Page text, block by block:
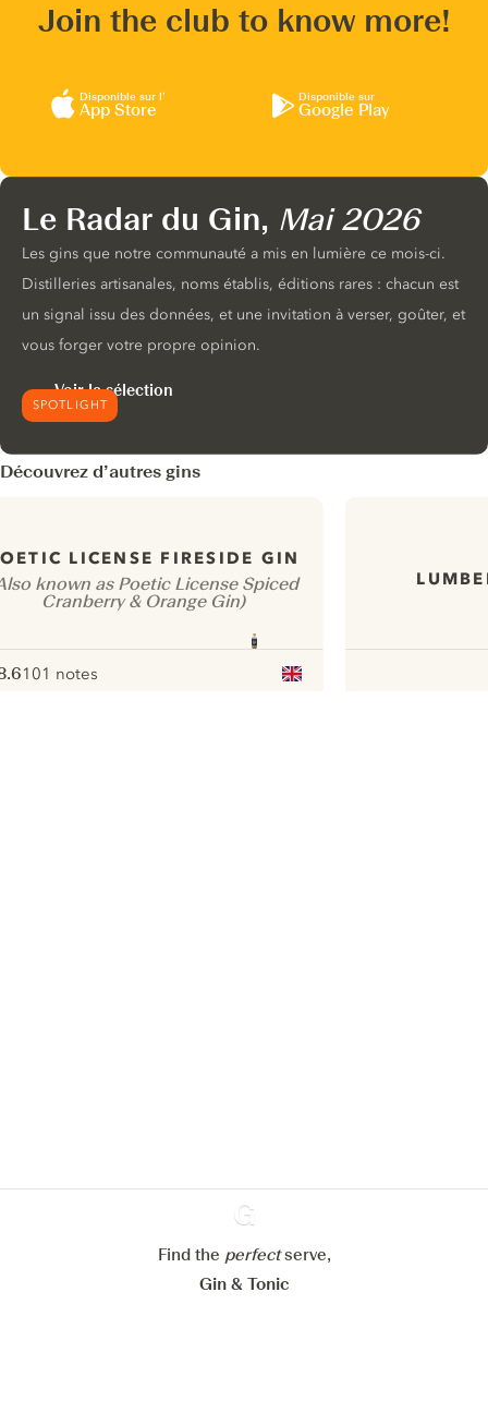
Join the club to know more!
Disponible sur l’
App Store
Disponible sur
Google Play
SPOTLIGHT
Le Radar du Gin, Mai 2026
Les gins que notre communauté a mis en lumière ce mois-ci.
Distilleries artisanales, noms établis, éditions rares : chacun est
un signal issu des données, et une invitation à verser, goûter, et
vous forger votre propre opinion.
Voir la sélection
Découvrez d’autres gins
LICENSE FIRESIDE GIN
known as Poetic License Spiced
Cranberry & Orange Gin)
101 notes
Ginventory
Find the perfectserve,
Gin & Tonic